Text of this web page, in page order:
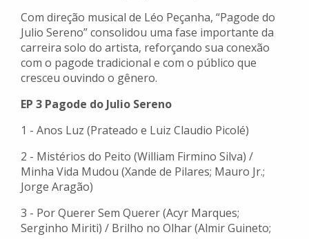
Com direção musical de Léo Peçanha, “Pagode do
Julio Sereno” consolidou uma fase importante da
carreira solo do artista, reforçando sua conexão
com o pagode tradicional e com o público que
cresceu ouvindo o gênero.
EP 3 Pagode do Julio Sereno
1 - Anos Luz (Prateado e Luiz Claudio Picolé)
2 - Mistérios do Peito (William Firmino Silva) /
Minha Vida Mudou (Xande de Pilares; Mauro Jr.;
Jorge Aragão)
3 - Por Querer Sem Querer (Acyr Marques;
Serginho Miriti) / Brilho no Olhar (Almir Guineto;